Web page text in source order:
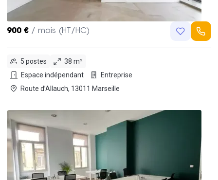
900 € / mois (HT/HC)
5 postes
38 m²
Espace indépendant
Entreprise
Route d’Allauch, 13011 Marseille